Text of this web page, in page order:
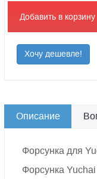
Добавить в корзину
Хочу дешевле!
Описание
Форсунка для
Форсунка